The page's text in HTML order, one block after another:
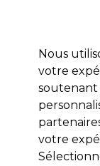
Marques Bons
Coiffure
Nous
votre
soutenant
votre